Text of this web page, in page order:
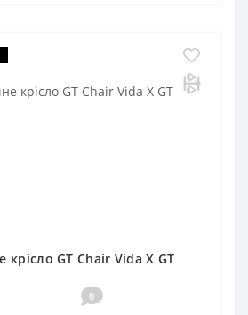
крісло GT Chair Vida X GT
0